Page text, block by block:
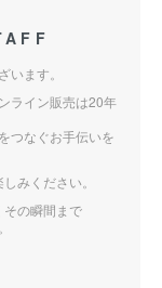
います。
ライン販売は20年
つなぐお手伝いを
みください。
その瞬間まで